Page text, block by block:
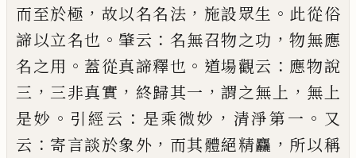
而至於極 ， 故以名名法 ， 施設眾生 。 此從俗
諦以立名也 。 肇云 ： 名無召物之功 ，物無應
名之用 。 蓋從真諦釋也 。 道場觀云 ： 應物說
三 ， 三非真實 ， 終歸其一 ，謂之無上 ， 無上
是妙 。 引經云 ： 是乘微妙 ， 清淨第一 。 又
云 ： 寄言談於象外 ， 而其體絕精麤 ， 所以稱